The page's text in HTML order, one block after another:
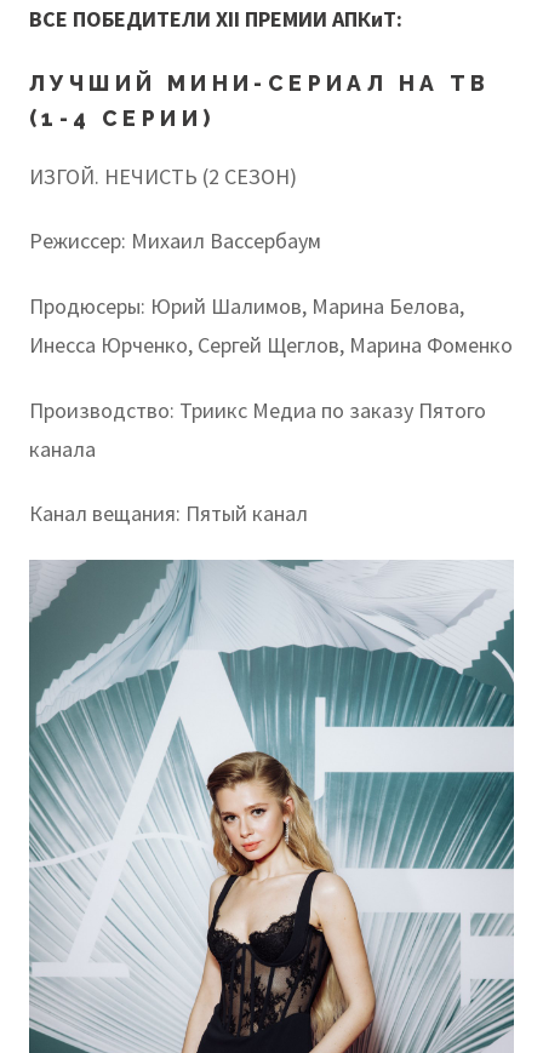
ВСЕ ПОБЕДИТЕЛИ XII ПРЕМИИ АПКиТ:
ЛУЧШИЙ МИНИ-СЕРИАЛ НА ТВ
(1-4 СЕРИИ)
ИЗГОЙ. НЕЧИСТЬ (2 СЕЗОН)
Режиссер: Михаил Вассербаум
Продюсеры: Юрий Шалимов, Марина Белова,
Инесса Юрченко, Сергей Щеглов, Марина Фоменко
Производство: Триикс Медиа по заказу Пятого
канала
Канал вещания: Пятый канал